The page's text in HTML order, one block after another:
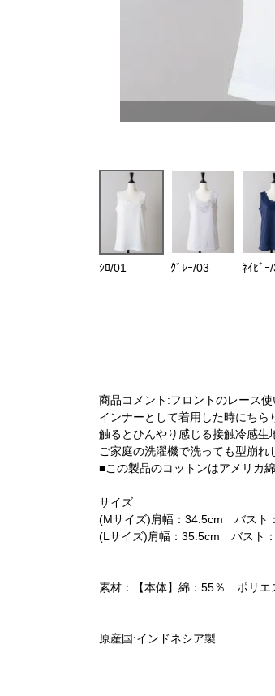
ｼﾛ/01 ｸﾞﾚｰ/03 ﾈｲﾋﾞｰ
商品コメント:フロントのレース使
インナーとして着用した時にちら
触るとひんやり感じる接触冷感
ご家庭の洗濯機で洗っても型崩れ
■この製品のコットンはアメリカ
サイズ
(Mサイズ)肩幅：34.5cm バスト
(Lサイズ)肩幅：35.5cm バスト
素材：【本体】綿：55％ ポリエ
原産国:インドネシア製